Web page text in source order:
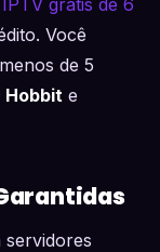
grátis de 6
Você
de 5
Hobbit e
servidores